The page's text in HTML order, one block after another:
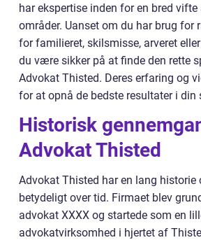
har ekspertise inden for en bred
områder. Uanset om du har brug for
for familieret, skilsmisse, arveret
du være sikker på at finde den rette
Advokat Thisted. Deres erfaring og
for at opnå de bedste resultater i din
Historisk
Advokat Thisted
Advokat Thisted har en lang historie
betydeligt over tid. Firmaet blev
advokat XXXX og startede som en
advokatvirksomhed i hjertet af